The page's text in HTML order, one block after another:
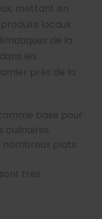
mettant en
locaux.
de la
les
près de la
base pour
nombreux plats
très